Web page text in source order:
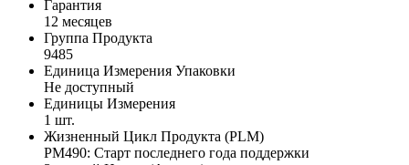
Гарантия
12 месяцев
Группа Продукта
9485
Единица Измерения Упаковки
Не доступный
Единицы Измерения
1 шт.
Жизненный Цикл Продукта (PLM)
PM490: Старт последнего года поддержки